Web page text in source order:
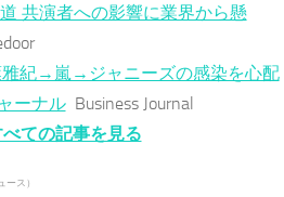
共演者への影響に業界から懸
雅紀→嵐→ジャニーズの感染を心配
ーナル Business Journal
ての記事を見る
ース）